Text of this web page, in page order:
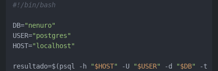
#!/bin/bash
DB="nenuro"
USER="postgres"
HOST="localhost"
resultado=$(psql -h "$HOST" -U "$USER" -d "$DB"
-t -